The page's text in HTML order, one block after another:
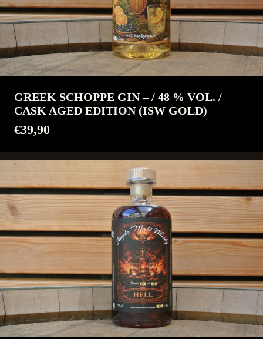
GREEK SCHOPPE GIN – / 48 % VOL. /
CASK AGED EDITION (ISW GOLD)
€39,90